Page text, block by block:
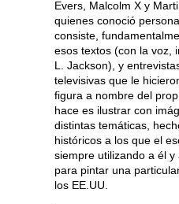
Evers, Malcolm X y
quienes conoció
consiste,
esos textos (con la voz,
L. Jackson), y
televisivas que le
figura a nombre del
hace es ilustrar con
distintas temáticas,
históricos a los que el
siempre utilizando a él
para pintar una
los EE.UU.